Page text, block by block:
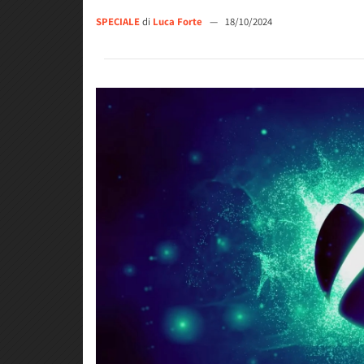
SPECIALEdi Luca Forte — 18/10/2024